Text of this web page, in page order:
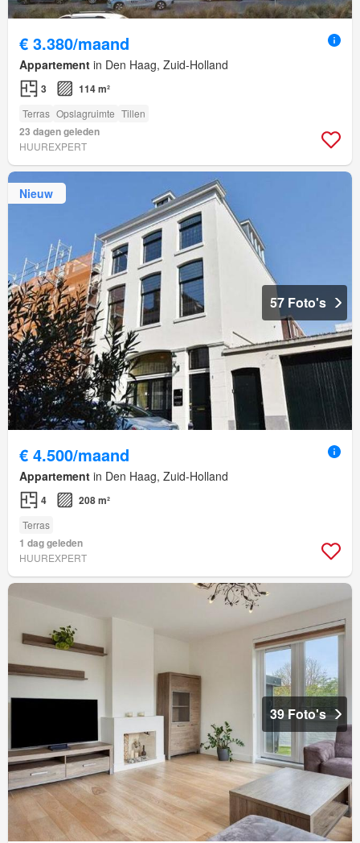
€ 3.380/maand
Appartement in Den Haag, Zuid-Holland
3 114 m²
Terras Opslagruimte Tillen
23 dagen geleden
HUUREXPERT
Nieuw
57 Foto's
€ 4.500/maand
Appartement in Den Haag, Zuid-Holland
4 208 m²
Terras
1 dag geleden
HUUREXPERT
39 Foto's